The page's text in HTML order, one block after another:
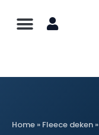
Home » Fleece deken »